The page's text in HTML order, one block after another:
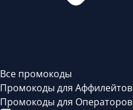
Все промокоды
Промокоды для Аффилейтов
Промокоды для Операторов